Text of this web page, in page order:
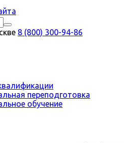
8 (800) 300-94-86
переподготовка
обучение